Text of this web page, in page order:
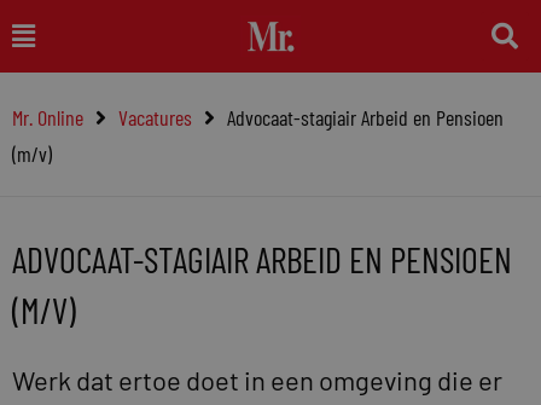
naar
inhoud
Main
Menu
Mr. Online Vacatures
Advocaat-stagiair Arbeid en Pensioen
(m/v)
ADVOCAAT-STAGIAIR ARBEID EN PENSIOEN
(M/V)
Werk dat ertoe doet in een omgeving die er